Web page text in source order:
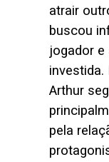
atrair
buscou
jogador e
Arthur
pela